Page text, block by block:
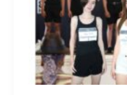
ยอด
นาง
แบบ
นาย